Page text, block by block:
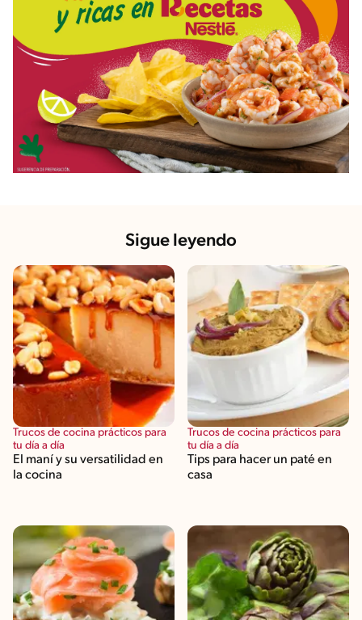
Sigue leyendo
Trucos de cocina prácticos para
tu día a día
El maní y su versatilidad en
la cocina
Trucos de cocina prácticos para
tu día a día
Tips para hacer un paté en
casa